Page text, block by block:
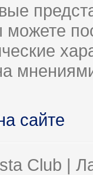
можете
сайте
Club |